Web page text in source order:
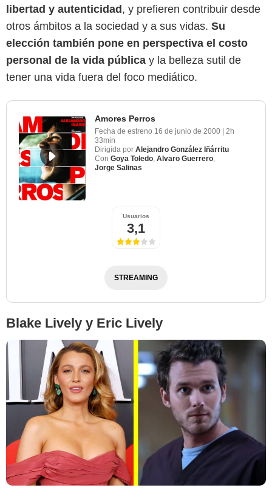
libertad y autenticidad, y prefieren contribuir desde
otros ámbitos a la sociedad y a sus vidas. Su
elección también pone en perspectiva el costo
personal de la vida pública y la belleza sutil de
tener una vida fuera del foco mediático.
Amores Perros
Fecha de estreno 16 de junio de 2000 | 2h
33min
Dirigida por Alejandro González Iñárritu
Con Goya Toledo Alvaro Guerrero
Jorge Salinas
Usuarios
3,1
STREAMING
Blake Lively y Eric Lively